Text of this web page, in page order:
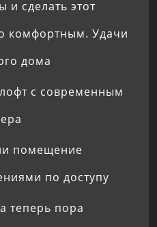
и сделать этот
комфортным. Удачи
дома
с современным
помещение
по доступу
теперь пора